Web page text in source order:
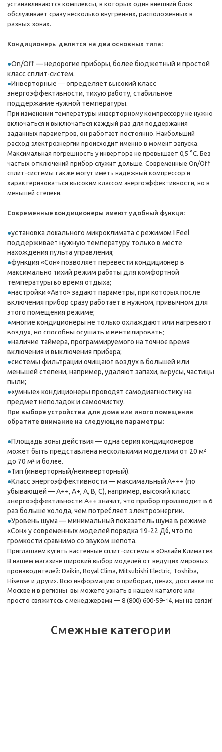
устанавливаются комплексы, в которых один внешний блок
обслуживает сразу несколько внутренних, расположенных в
разных зонах.
Кондиционеры делятся на два основных типа:
On/Off — недорогие приборы, более бюджетный и простой
класс сплит-систем.
Инверторные — определяет высокий класс
энергоэффективности, тихую работу, стабильное
поддержание нужной температуры.
При изменении температуры инверторному компрессору не нужно
включаться и выключаться каждый раз для поддержания
заданных параметров, он работает постоянно. Наибольший
расход электроэнергии происходит именно в момент запуска.
Максимальная погрешность у инвертора не превышает 0,5 °C. Без
частых отключений прибор служит дольше. Современные On/Off
сплит-системы также могут иметь надежный компрессор и
характеризоваться высоким классом энергоэффективности, но в
меньшей степени.
Современные кондиционеры имеют удобный функци:
установка локального микроклимата с режимом I Feel
поддерживает нужную температуру только в месте
нахождения пульта управления;
функция «Сон» позволяет перевести кондиционер в
максимально тихий режим работы для комфортной
температуры во время отдыха;
настройки «Авто» задают параметры, при которых после
включения прибор сразу работает в нужном, привычном для
этого помещения режиме;
многие кондиционеры не только охлаждают или нагревают
воздух, но способны осушать и вентилировать;
наличие таймера, программируемого на точное время
включения и выключения прибора;
системы фильтрации очищают воздух в большей или
меньшей степени, например, удаляют запахи, вирусы, частицы
пыли;
«умные» кондиционеры проводят самодиагностику на
предмет неполадок и самоочистку.
При выборе устройства для дома или иного помещения
обратите внимание на следующие параметры:
Площадь зоны действия — одна серия кондиционеров
может быть представлена несколькими моделями от 20 м²
до 70 м² и более.
Тип (инверторный/неинверторный).
Класс энергоэффективности — максимальный A+++ (по
убывающей — A++, A+, A, B, C), например, высокий класс
энергоэффективности A++ значит, что прибор производит в 6
раз больше холода, чем потребляет электроэнергии.
Уровень шума — минимальный показатель шума в режиме
«Сон» у современных моделей порядка 19-22 Дб, что по
громкости сравнимо со звуком шепота.
Приглашаем купить настенные сплит-системы в «Онлайн Климате».
В нашем магазине широкий выбор моделей от ведущих мировых
производителей: Daikin, Royal Clima, Mitsubishi Electric, Toshiba,
Hisense и других. Всю информацию о приборах, ценах, доставке по
Москве и в регионы вы можете узнать в нашем каталоге или
просто свяжитесь с менеджерами — 8 (800) 600-59-14, мы на связи!
Смежные категории